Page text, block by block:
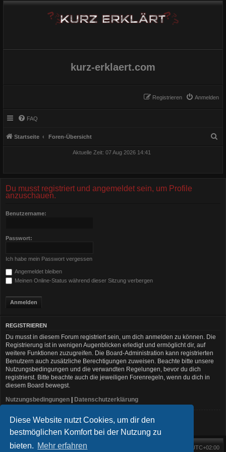
Diese Website nutzt Cookies, um dir den
bestmöglichen Komfort bei der Nutzung zu
bieten. Mehr erfahren
kurz-erklaert.com
Anmelden
Registrieren
FAQ
Startseite Foren-Übersicht
Aktuelle Zeit: 07 Aug 2026 14:41
Du musst registriert und angemeldet sein, um Profile
anzuschauen.
Benutzername:
Passwort:
Ich habe mein Passwort vergessen
Angemeldet bleiben
Meinen Online-Status während dieser Sitzung verbergen
REGISTRIEREN
Du musst in diesem Forum registriert sein, um dich anmelden zu können. Die
Registrierung ist in wenigen Augenblicken erledigt und ermöglicht dir, auf
weitere Funktionen zuzugreifen. Die Board-Administration kann registrierten
Benutzern auch zusätzliche Berechtigungen zuweisen. Beachte bitte unsere
Nutzungsbedingungen und die verwandten Regelungen, bevor du dich
registrierst. Bitte beachte auch die jeweiligen Forenregeln, wenn du dich in
diesem Board bewegst.
Nutzungsbedingungen | Datenschutzerklärung
Registrieren
Startseite Foren-Übersicht UTC+02:00